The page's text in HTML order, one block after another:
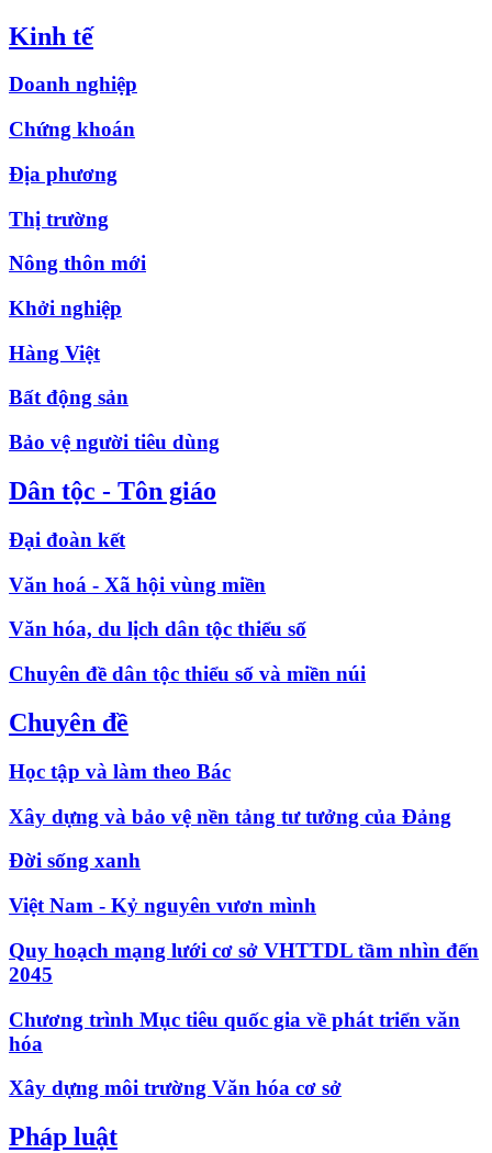
Kinh tế
Doanh nghiệp
Chứng khoán
Địa phương
Thị trường
Nông thôn mới
Khởi nghiệp
Hàng Việt
Bất động sản
Bảo vệ người tiêu dùng
Dân tộc - Tôn giáo
Đại đoàn kết
Văn hoá - Xã hội vùng miền
Văn hóa, du lịch dân tộc thiểu số
Chuyên đề dân tộc thiểu số và miền núi
Chuyên đề
Học tập và làm theo Bác
Xây dựng và bảo vệ nền tảng tư tưởng của Đảng
Đời sống xanh
Việt Nam - Kỷ nguyên vươn mình
Quy hoạch mạng lưới cơ sở VHTTDL tầm nhìn đến
2045
Chương trình Mục tiêu quốc gia về phát triển văn
hóa
Xây dựng môi trường Văn hóa cơ sở
Pháp luật